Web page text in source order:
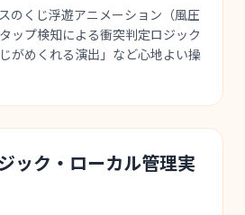
のくじ浮遊アニメーション（風圧
ップ検知による衝突判定ロジック
がめくれる演出」など心地よい操
ック・ローカル管理実